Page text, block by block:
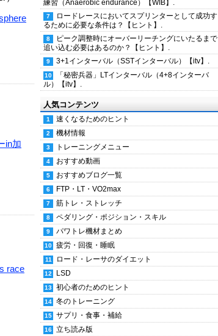
in加
race
練習（Anaerobic endurance）【WIB】.
ロードレースにおいてスプリンターとして成功す
るために必要な条件は？【ヒント】.
ピーク調整時にオーバーリーチングにいたるまで
追い込む必要はあるのか？【ヒント】.
3+1インターバル（SSTインターバル）【itv】.
「秘密兵器」LTインターバル（4+8インターバ
ル）【itv】.
人気コンテンツ
速くなるためのヒント
機材情報
トレーニングメニュー
おすすめ動画
おすすめブログ一覧
FTP・LT・VO2max
筋トレ・ストレッチ
ペダリング・ポジション・スキル
パワトレ機材まとめ
疲労・回復・睡眠
ロード・レーサのダイエット
LSD
初心者のためのヒント
冬のトレーニング
サプリ・食事・補給
立ち読み版